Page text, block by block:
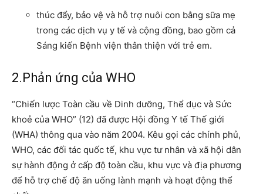
thúc đẩy, bảo vệ và hỗ trợ nuôi con bằng sữa mẹ
trong các dịch vụ y tế và cộng đồng, bao gồm cả
Sáng kiến ​​Bệnh viện thân thiện với trẻ em.
2.Phản ứng của WHO
“Chiến lược Toàn cầu về Dinh dưỡng, Thể dục và Sức
khoẻ của WHO” (12) đã được Hội đồng Y tế Thế giới
(WHA) thông qua vào năm 2004. Kêu gọi các chính phủ,
WHO, các đối tác quốc tế, khu vực tư nhân và xã hội dân
sự hành động ở cấp độ toàn cầu, khu vực và địa phương
để hỗ trợ chế độ ăn uống lành mạnh và hoạt động thể